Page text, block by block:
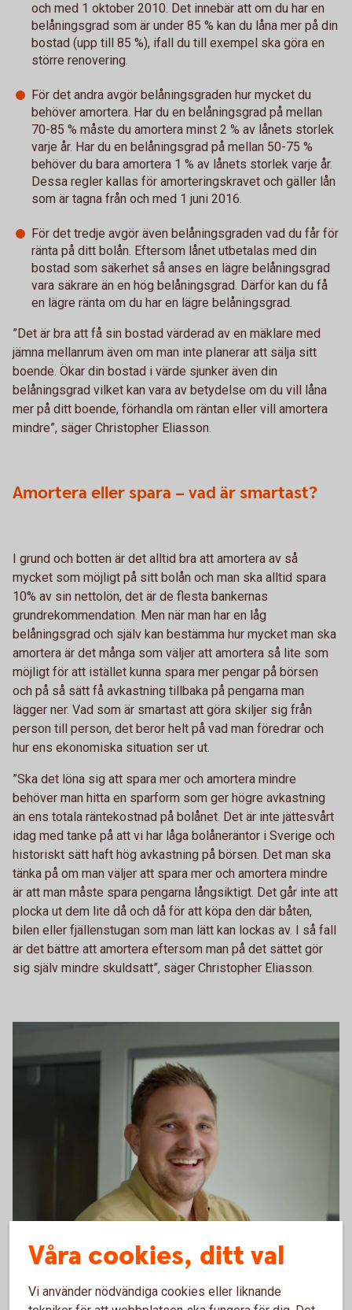
och med 1 oktober 2010. Det innebär att om du har en
belåningsgrad som är under 85 % kan du låna mer på din
bostad (upp till 85 %), ifall du till exempel ska göra en
större renovering.
För det andra avgör belåningsgraden hur mycket du
behöver amortera. Har du en belåningsgrad på mellan
70-85 % måste du amortera minst 2 % av lånets storlek
varje år. Har du en belåningsgrad på mellan 50-75 %
behöver du bara amortera 1 % av lånets storlek varje år.
Dessa regler kallas för amorteringskravet och gäller lån
som är tagna från och med 1 juni 2016.
För det tredje avgör även belåningsgraden vad du får för
ränta på ditt bolån. Eftersom lånet utbetalas med din
bostad som säkerhet så anses en lägre belåningsgrad
vara säkrare än en hög belåningsgrad. Därför kan du få
en lägre ränta om du har en lägre belåningsgrad.
”Det är bra att få sin bostad värderad av en mäklare med
jämna mellanrum även om man inte planerar att sälja sitt
boende. Ökar din bostad i värde sjunker även din
belåningsgrad vilket kan vara av betydelse om du vill låna
mer på ditt boende, förhandla om räntan eller vill amortera
mindre”, säger Christopher Eliasson.
Amortera eller spara – vad är smartast?
I grund och botten är det alltid bra att amortera av så
mycket som möjligt på sitt bolån och man ska alltid spara
10% av sin nettolön, det är de flesta bankernas
grundrekommendation. Men när man har en låg
belåningsgrad och själv kan bestämma hur mycket man ska
amortera är det många som väljer att amortera så lite som
möjligt för att istället kunna spara mer pengar på börsen
och på så sätt få avkastning tillbaka på pengarna man
lägger ner. Vad som är smartast att göra skiljer sig från
person till person, det beror helt på vad man föredrar och
hur ens ekonomiska situation ser ut.
”Ska det löna sig att spara mer och amortera mindre
behöver man hitta en sparform som ger högre avkastning
än ens totala räntekostnad på bolånet. Det är inte jättesvårt
idag med tanke på att vi har låga bolåneräntor i Sverige och
historiskt sätt haft hög avkastning på börsen. Det man ska
tänka på om man väljer att spara mer och amortera mindre
är att man måste spara pengarna långsiktigt. Det går inte att
plocka ut dem lite då och då för att köpa den där båten,
bilen eller fjällenstugan som man lätt kan lockas av. I så fall
är det bättre att amortera eftersom man på det sättet gör
sig själv mindre skuldsatt”, säger Christopher Eliasson.
Våra cookies, ditt val
Vi använder nödvändiga cookies eller liknande